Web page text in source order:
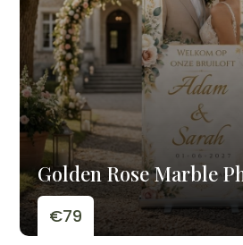
Golden Rose Marble
€79